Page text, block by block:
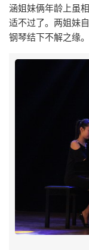
涵姐妹俩年龄上虽
适不过了。两姐妹
钢琴结下不解之缘。